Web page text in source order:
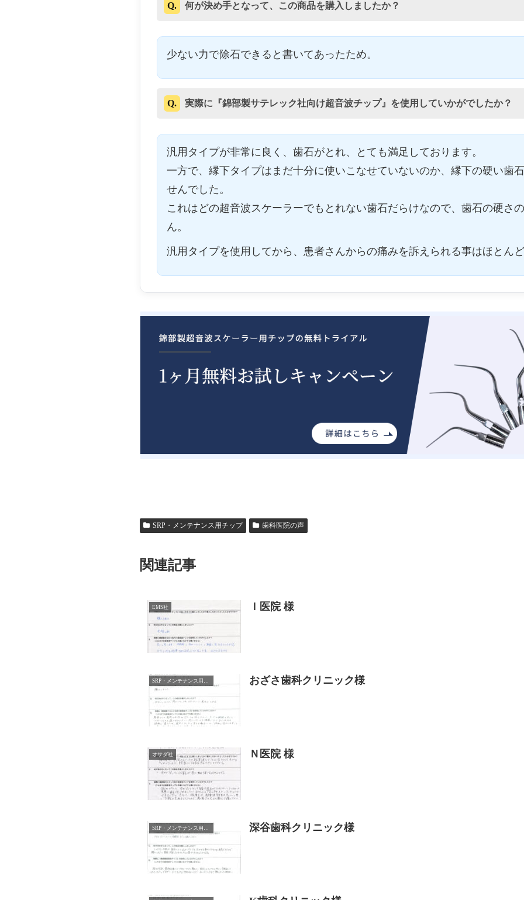
Q. 何が決め手となって、この商品を購入しましたか？
少ない力で除石できると書いてあったため。
Q. 実際に『錦部製サテレック社向け超音波チップ』を使用していかがでしたか？
汎用タイプが非常に良く、歯石がとれ、とても満足しております。
一方で、縁下タイプはまだ十分に使いこなせていないのか、縁下の硬い歯
せんでした。
これはどの超音波スケーラーでもとれない歯石だらけなので、歯石の硬さ
ん。
汎用タイプを使用してから、患者さんからの痛みを訴えられる事はほとん
SRP・メンテナンス用チップ 歯科医院の声
関連記事
EMS社 Ｉ医院 様
SRP・メンテナンス用チップ おざさ歯科クリニック様
オサダ社 Ｎ医院 様
SRP・メンテナンス用チップ 深谷歯科クリニック様